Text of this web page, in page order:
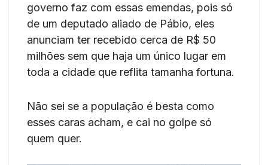
governo faz com essas emendas, pois só
de um deputado aliado de Pábio, eles
anunciam ter recebido cerca de R$ 50
milhões sem que haja um único lugar em
toda a cidade que reflita tamanha fortuna.
Não sei se a população é besta como
esses caras acham, e cai no golpe só
quem quer.